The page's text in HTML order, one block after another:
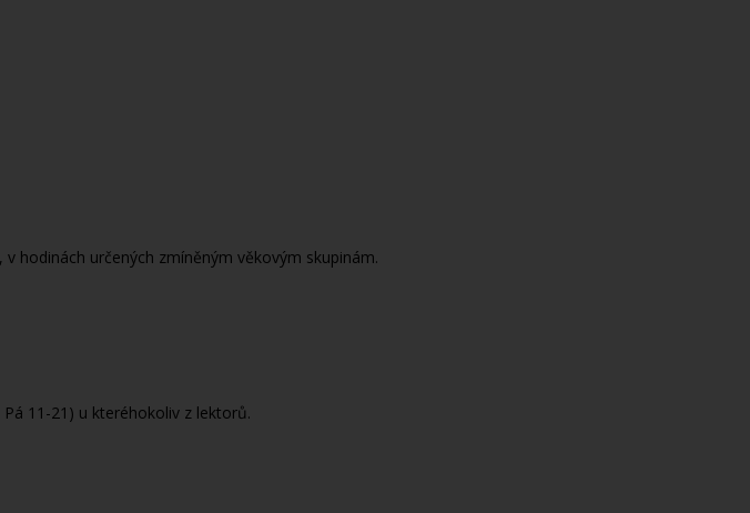
hodinách určených zmíněným věkovým skupinám.
11-21) u kteréhokoliv z lektorů.